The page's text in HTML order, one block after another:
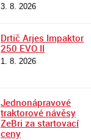
3. 8. 2026
Drtič Arjes Impaktor
250 EVO II
1. 8. 2026
Jednonápravové
traktorové návěsy
ZeBri za startovací
ceny